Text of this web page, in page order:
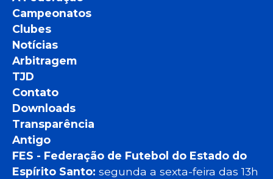
Campeonatos
Clubes
Notícias
Arbitragem
TJD
Contato
Downloads
Transparência
Antigo
FES - Federação de Futebol do Estado do
Espírito Santo: segunda a sexta-feira das 13h